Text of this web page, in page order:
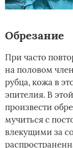
Обрезание
При часто
на половом
рубца, кожа в
эпителия. В
произвести
мучиться с
влекущими за